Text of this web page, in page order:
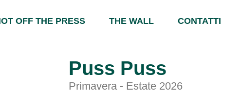
OFF THE PRESS THE WALL CONTATTI
Puss Puss
Primavera - Estate 2026